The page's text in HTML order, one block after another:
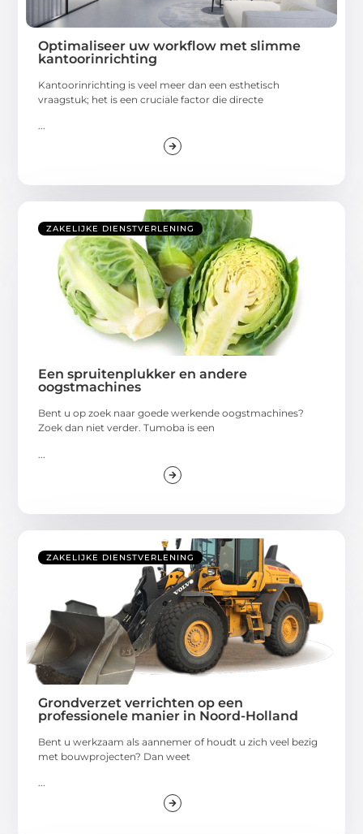
Optimaliseer uw workflow met slimme
kantoorinrichting
Kantoorinrichting is veel meer dan een esthetisch
vraagstuk; het is een cruciale factor die directe
...
ZAKELIJKE DIENSTVERLENING
Een spruitenplukker en andere
oogstmachines
Bent u op zoek naar goede werkende oogstmachines?
Zoek dan niet verder. Tumoba is een
ZAKELIJKE DIENSTVERLENING
Grondverzet verrichten op een
professionele manier in Noord-Holland
Bent u werkzaam als aannemer of houdt u zich veel bezig
met bouwprojecten? Dan weet